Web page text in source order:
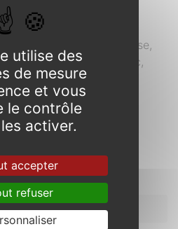
quoi ?
excentrique breton, a
lui une fortune immense,
Maître Braouzec,
chargé de (…)
Jeu patrimonial
utilise des
de mesure
et vous
le contrôle
activer.
accepter
refuser